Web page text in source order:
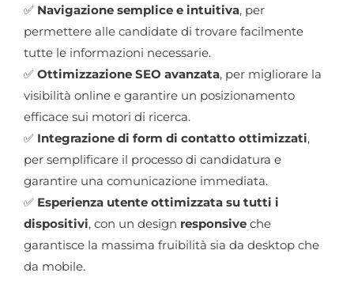
✅ Navigazione semplice e intuitiva, per
permettere alle candidate di trovare facilmente
tutte le informazioni necessarie.
✅ Ottimizzazione SEO avanzata, per migliorare la
visibilità online e garantire un posizionamento
efficace sui motori di ricerca.
✅ Integrazione di form di contatto ottimizzati,
per semplificare il processo di candidatura e
garantire una comunicazione immediata.
✅ Esperienza utente ottimizzata su tutti i
dispositivi, con un design responsive che
garantisce la massima fruibilità sia da desktop che
da mobile.